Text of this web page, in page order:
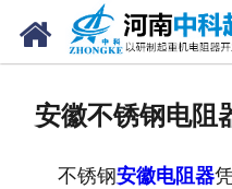
安徽不锈钢电阻
不锈钢安徽电阻器